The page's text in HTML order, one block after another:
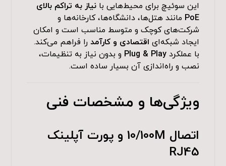
این سوئیچ برای محیط‌هایی بانیاز به تراکم بالای
PoE مانند هتل‌ها، دانشگاه‌ها، کارخانه‌ها و
شرکت‌های کوچک و متوسط مناسب است و امکان
ایجاد شبکه‌ای اقتصادی و کارآمد را فراهم می‌کند.
با عملکردPlug & Play و بدون نیاز به تنظیمات،
نصب و راه‌اندازی آن بسیار ساده است.
ویژگی‌ها و مشخصات فنی
اتصال 10/100M و پورت آپلینک
RJ45